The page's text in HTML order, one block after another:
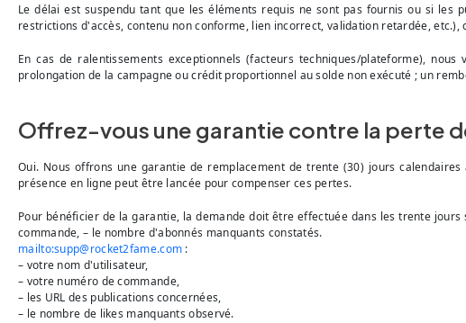
Le délai est suspendu tant que les éléments requis ne sont pas fournis ou si les
restrictions d'accès, contenu non conforme, lien incorrect, validation retardée,
En cas de ralentissements exceptionnels (facteurs techniques/plateforme),
prolongation de la campagne ou crédit proportionnel au solde non exécuté ; un
Offrez-vous une garantie contre la perte
Oui. Nous offrons une garantie de remplacement de trente (30) jours
présence en ligne peut être lancée pour compenser ces pertes.
Pour bénéficier de la garantie, la demande doit être effectuée dans les trente
commande, – le nombre d'abonnés manquants constatés.
mailto:supp@rocket2fame.com :
– votre nom d'utilisateur,
– votre numéro de commande,
– les URL des publications concernées,
– le nombre de likes manquants observé.